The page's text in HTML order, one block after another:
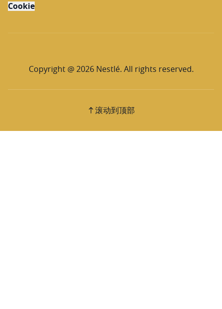
Cookie
Copyright @ 2026 Nestlé. All rights reserved.
滚动到顶部